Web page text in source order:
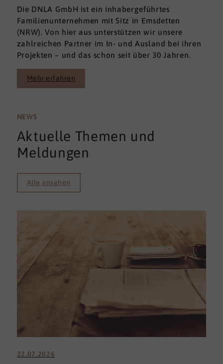
Die DNLA GmbH ist ein inhabergeführtes
Familienunternehmen mit Sitz in Emsdetten
(NRW). Von hier aus unterstützen wir unsere
zahlreichen Partner im In- und Ausland bei ihren
Projekten – und das schon seit über 30 Jahren.
Mehr erfahren
NEWS
Aktuelle Themen und
Meldungen
Alle ansehen
22.07.2026